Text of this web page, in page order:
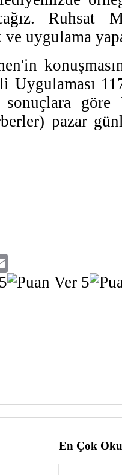
Ruhsat
uygulama
Uygulaması
göre
pazar
En Çok